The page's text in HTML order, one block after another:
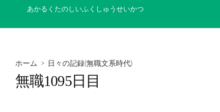
あかるくたのしいふくしゅうせいかつ
ホーム > 日々の記録(無職文系時代)
無職1095日目